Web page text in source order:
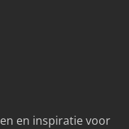
en inspiratie voor